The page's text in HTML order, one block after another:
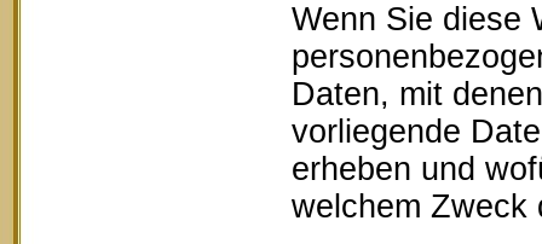
Wenn Sie diese
Daten, mit
vorliegende
erheben und
welchem Zweck